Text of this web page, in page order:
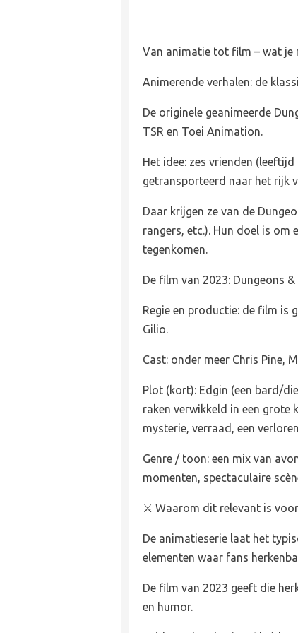
Van animatie tot film – wat je
Animerende verhalen: de
De originele geanimeerde
TSR en Toei Animation.
Het idee: zes vrienden
getransporteerd naar het rijk
Daar krijgen ze van de
rangers, etc.). Hun doel is om
tegenkomen.
De film van 2023: Dungeons
Regie en productie: de film is
Gilio.
Cast: onder meer Chris Pine,
Plot (kort): Edgin (een bard/
raken verwikkeld in een grote
mysterie, verraad, een
Genre / toon: een mix van
momenten, spectaculaire
⚔️ Waarom dit relevant is
De animatieserie laat het
elementen waar fans
De film van 2023 geeft die
en humor.